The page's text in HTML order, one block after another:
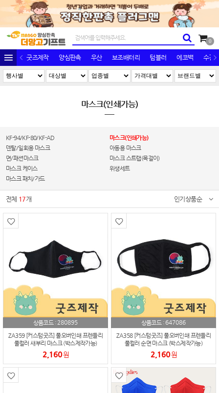
0
굿즈제작 양심판촉 우산 보조배터리 텀블러 에코백 수건/
마스크(인쇄가능)
KF-94/KF-80/KF-AD
마스크(인쇄가능)
덴탈/일회용 마스크
아동용 마스크
면/패션마스크
마스크 스트랩(목걸이)
마스크 케이스
위생세트
마스크 패치/가드
전체 17개 인기상품순
상품코드 :280895
ZA359 [커스텀굿즈] 풀오버인쇄 프렌들리
풀컬러 새부리 마스크 (박스제작가능)
2,160원
상품코드 : 647086
ZA358 [커스텀굿즈] 풀오버인쇄 프렌들리
풀컬러 순면 마스크 (박스제작가능)
2,160원